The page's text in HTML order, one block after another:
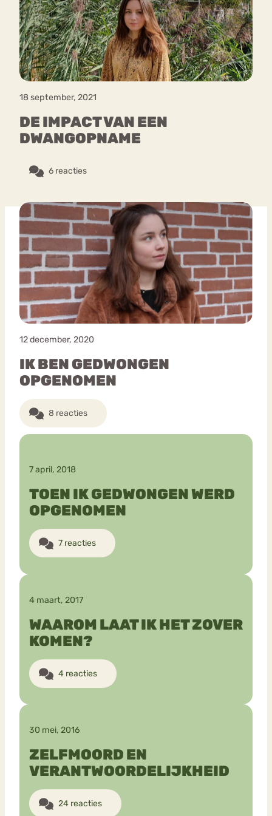
18 september, 2021
DE IMPACT VAN EEN
DWANGOPNAME
6 reacties
12 december, 2020
IK BEN GEDWONGEN
OPGENOMEN
8 reacties
7 april, 2018
TOEN IK GEDWONGEN WERD
OPGENOMEN
7 reacties
4 maart, 2017
WAAROM LAAT IK HET ZOVER
KOMEN?
4 reacties
30 mei, 2016
ZELFMOORD EN
VERANTWOORDELIJKHEID
24 reacties
Chat
Forum
Bouli
mia
Nerv
osa
Eetstoornis Anorexia Nervosa
Eetbuien
Orthorexia
Afvallen Angst